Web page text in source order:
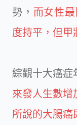
勢， 而女性
度持平，但甲
綜觀十大癌症
來發人生數增
所說的大腸